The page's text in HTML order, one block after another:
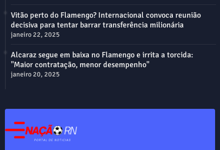
Vitão perto do Flamengo? Internacional convoca reunião
decisiva para tentar barrar transferência milionária
janeiro 22, 2025
Alcaraz segue em baixa no Flamengo e irrita a torcida:
"Maior contratação, menor desempenho"
janeiro 20, 2025